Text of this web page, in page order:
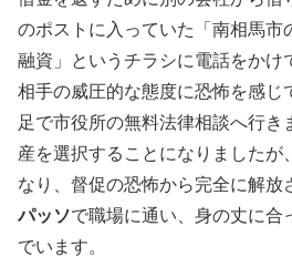
のポストに入っていた「南相馬市
融資」というチラシに電話をかけ
相手の威圧的な態度に恐怖を感じ
足で市役所の無料法律相談へ行き
産を選択することになりましたが
なり、督促の恐怖から完全に解放
パッソで職場に通い、身の丈に合
でいます。